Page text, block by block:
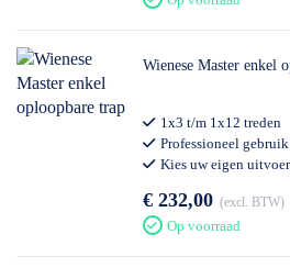
Wienese Master enkel
1x3 t/m 1x12 treden
Professioneel gebruik
Kies uw eigen
€ 232,00 excl. BTW
Op voorraad